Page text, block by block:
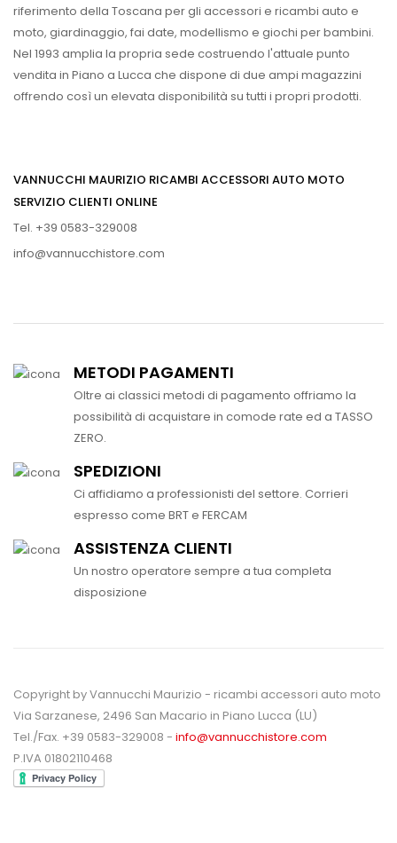
riferimento della Toscana per gli accessori e ricambi auto e
moto, giardinaggio, fai date, modellismo e giochi per bambini.
Nel 1993 amplia la propria sede costruendo l'attuale punto
vendita in Piano a Lucca che dispone di due ampi magazzini
offrendo così un elevata disponibilità su tutti i propri prodotti.
VANNUCCHI MAURIZIO RICAMBI ACCESSORI AUTO MOTO
SERVIZIO CLIENTI ONLINE
Tel. +39 0583-329008
info@vannucchistore.com
METODI PAGAMENTI
Oltre ai classici metodi di pagamento offriamo la
possibilità di acquistare in comode rate ed a TASSO
ZERO.
SPEDIZIONI
Ci affidiamo a professionisti del settore. Corrieri
espresso come BRT e FERCAM
ASSISTENZA CLIENTI
Un nostro operatore sempre a tua completa
disposizione
Copyright by Vannucchi Maurizio - ricambi accessori auto moto
Via Sarzanese, 2496 San Macario in Piano Lucca (LU)
Tel./Fax. +39 0583-329008 - info@vannucchistore.com
P.IVA 01802110468